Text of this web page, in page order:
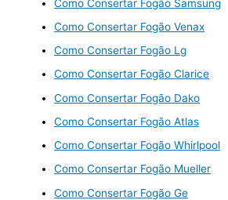
Como Consertar Fogão Samsung
Como Consertar Fogão Venax
Como Consertar Fogão Lg
Como Consertar Fogão Clarice
Como Consertar Fogão Dako
Como Consertar Fogão Atlas
Como Consertar Fogão Whirlpool
Como Consertar Fogão Mueller
Como Consertar Fogão Ge